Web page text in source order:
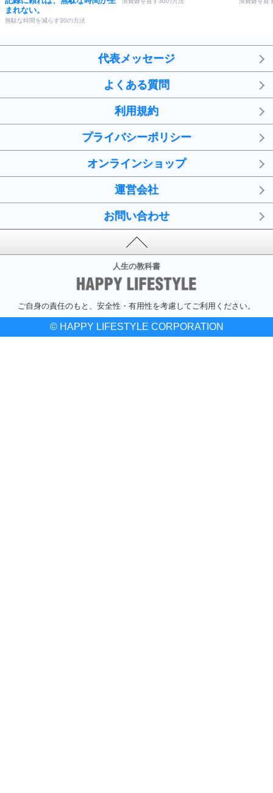
まれない。
無駄な時間を減らす30の方法
代表メッセージ
よくある質問
利用規約
プライバシーポリシー
オンラインショップ
運営会社
お問い合わせ
人生の教科書
ご自身の責任のもと、安全性・有用性を考慮してご利用ください。
© HAPPY LIFESTYLE CORPORATION